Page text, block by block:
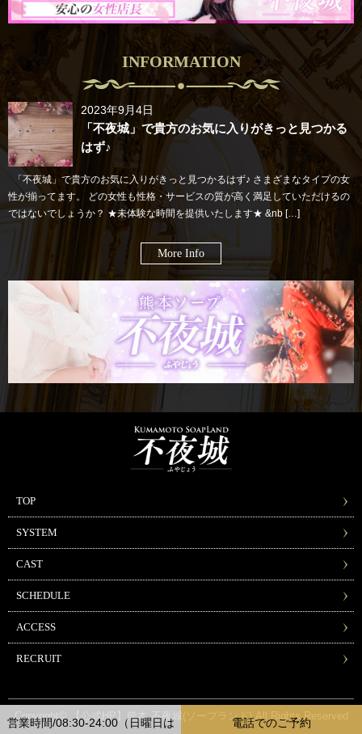
INFORMATION
2023年9月4日
「不夜城」で貴方のお気に入りがきっと見つかる
はず♪
「不夜城」で貴方のお気に入りがきっと見つかるはず♪ さまざまなタイプの女
性が揃ってます。 どの女性も性格・サービスの質が高く満足していただけるの
ではないでしょうか？ ★未体験な時間を提供いたします★ &nb […]
More Info
TOP
SYSTEM
CAST
SCHEDULE
ACCESS
RECRUIT
Copyright© 【公式HP】熊本 不夜城(ソープランド) All Rights Reserved
営業時間/08:30-24:00（日曜日は 電話でのご予約